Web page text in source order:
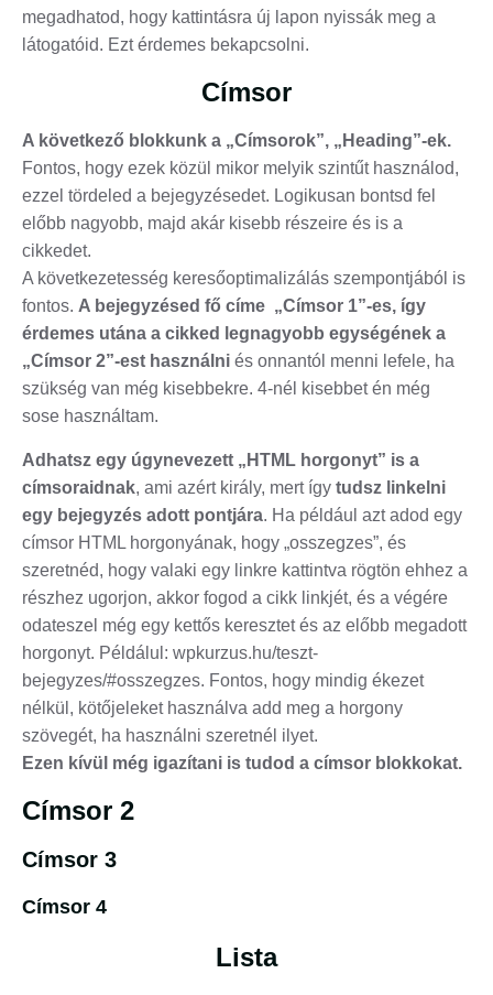
megadhatod, hogy kattintásra új lapon nyissák meg a
látogatóid. Ezt érdemes bekapcsolni.
Címsor
A következő blokkunk a „Címsorok”, „Heading”-ek.
Fontos, hogy ezek közül mikor melyik szintűt használod,
ezzel tördeled a bejegyzésedet. Logikusan bontsd fel
előbb nagyobb, majd akár kisebb részeire és is a
cikkedet.
A következetesség keresőoptimalizálás szempontjából is
fontos. A bejegyzésed fő címe „Címsor 1”-es, így
érdemes utána a cikked legnagyobb egységének a
„Címsor 2”-est használni és onnantól menni lefele, ha
szükség van még kisebbekre. 4-nél kisebbet én még
sose használtam.
Adhatsz egy úgynevezett „HTML horgonyt” is a
címsoraidnak, ami azért király, mert így tudsz linkelni
egy bejegyzés adott pontjára. Ha például azt adod egy
címsor HTML horgonyának, hogy „osszegzes”, és
szeretnéd, hogy valaki egy linkre kattintva rögtön ehhez a
részhez ugorjon, akkor fogod a cikk linkjét, és a végére
odateszel még egy kettős keresztet és az előbb megadott
horgonyt. Példálul: wpkurzus.hu/teszt-
bejegyzes/#osszegzes. Fontos, hogy mindig ékezet
nélkül, kötőjeleket használva add meg a horgony
szövegét, ha használni szeretnél ilyet.
Ezen kívül még igazítani is tudod a címsor blokkokat.
Címsor 2
Címsor 3
Címsor 4
Lista